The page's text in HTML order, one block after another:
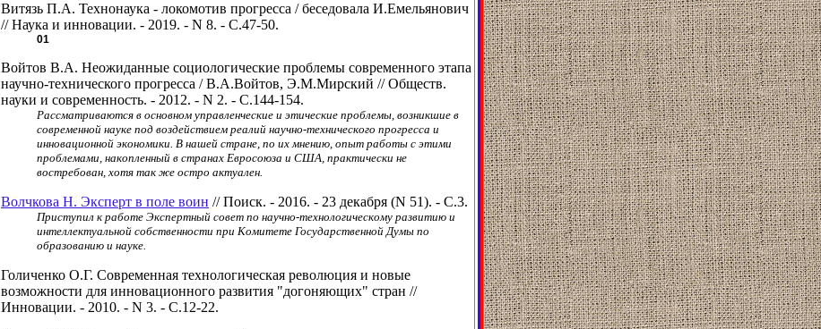
Витязь П.А. Технонаука - локомотив прогресса / беседовала И.Емельянович
// Наука и инновации. - 2019. - N 8. - С.47-50.
01
Войтов В.А. Неожиданные социологические проблемы современного этапа
научно-технического прогресса / В.А.Войтов, Э.М.Мирский // Обществ.
науки и современность. - 2012. - N 2. - С.144-154.
Рассматриваются в основном управленческие и этические проблемы, возникшие в
современной науке под воздействием реалий научно-технического прогресса и
инновационной экономики. В нашей стране, по их мнению, опыт работы с этими
проблемами, накопленный в странах Евросоюза и США, практически не
востребован, хотя так же остро актуален.
Волчкова Н. Эксперт в поле воин // Поиск. - 2016. - 23 декабря (N 51). - C.3.
Приступил к работе Экспертный совет по научно-технологическому развитию и
интеллектуальной собственности при Комитете Государственной Думы по
образованию и науке.
Голиченко О.Г. Современная технологическая революция и новые
возможности для инновационного развития "догоняющих" стран //
Инновации. - 2010. - N 3. - C.12-22.